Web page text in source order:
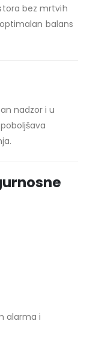
bez mrtvih
balans
nadzor i u
alarma i